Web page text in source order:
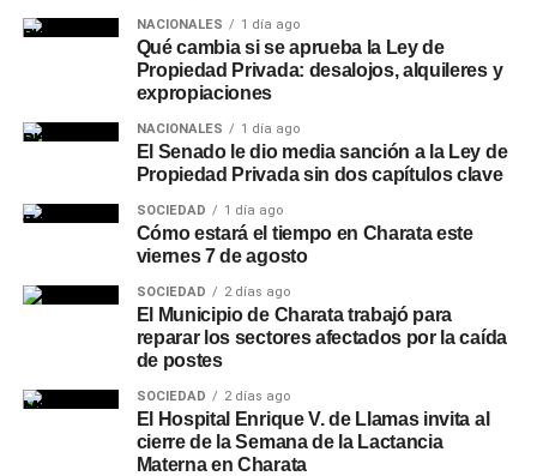
NACIONALES 1 día ago
Qué cambia si se aprueba la Ley de
Propiedad Privada: desalojos, alquileres y
expropiaciones
NACIONALES 1 día ago
El Senado le dio media sanción a la Ley de
Propiedad Privada sin dos capítulos clave
SOCIEDAD 1 día ago
Cómo estará el tiempo en Charata este
viernes 7 de agosto
SOCIEDAD 2 días ago
El Municipio de Charata trabajó para
reparar los sectores afectados por la caída
de postes
SOCIEDAD 2 días ago
El Hospital Enrique V. de Llamas invita al
cierre de la Semana de la Lactancia
Materna en Charata